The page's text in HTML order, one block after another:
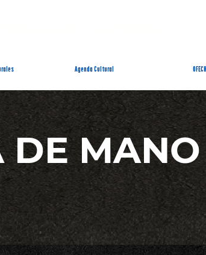
Agenda Cultural OFECH
DE MANO